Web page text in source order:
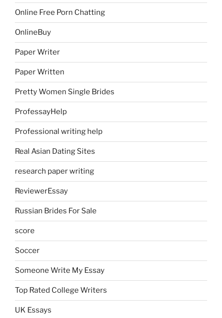
Online Free Porn Chatting
OnlineBuy
Paper Writer
Paper Written
Pretty Women Single Brides
ProfessayHelp
Professional writing help
Real Asian Dating Sites
research paper writing
ReviewerEssay
Russian Brides For Sale
score
Soccer
Someone Write My Essay
Top Rated College Writers
UK Essays